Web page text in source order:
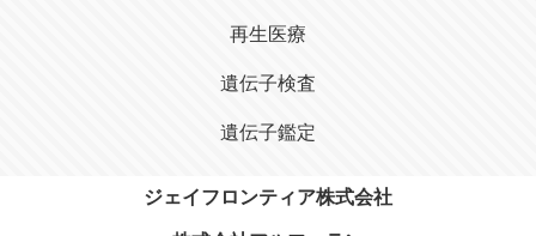
再生医療
遺伝子検査
遺伝子鑑定
ジェイフロンティア株式会社